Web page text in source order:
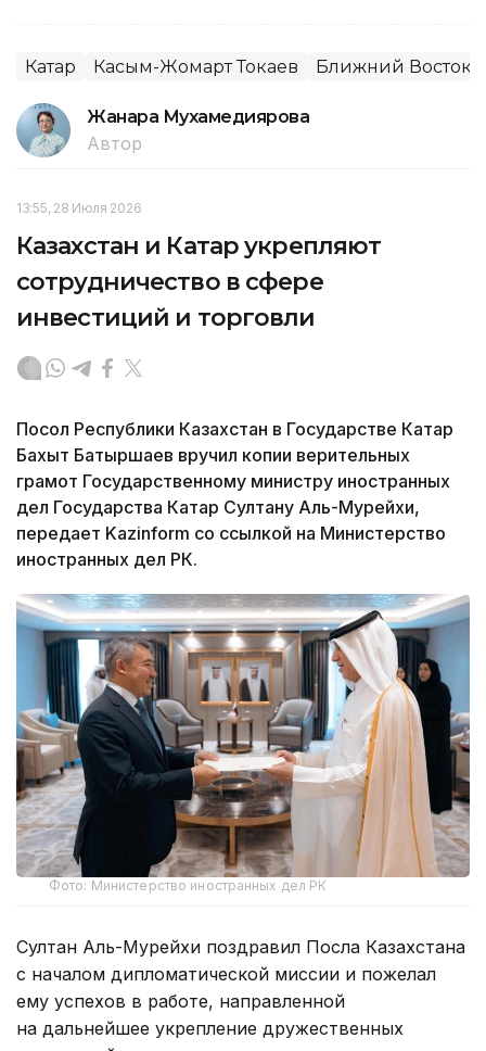
Катар Касым-Жомарт Токаев Ближний Восток
Жанара Мухамедиярова
Автор
13:55, 28 Июля 2026
Казахстан и Катар укрепляют
сотрудничество в сфере
инвестиций и торговли
Посол Республики Казахстан в Государстве Катар
Бахыт Батыршаев вручил копии верительных
грамот Государственному министру иностранных
дел Государства Катар Султану Аль-Мурейхи,
передает Kazinform со ссылкой на Министерство
иностранных дел РК.
Фото: Министерство иностранных дел РК
Султан Аль-Мурейхи поздравил Посла Казахстана
с началом дипломатической миссии и пожелал
ему успехов в работе, направленной
на дальнейшее укрепление дружественных